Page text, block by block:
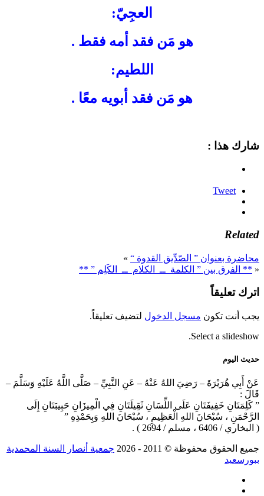
العجِيّ:
هو مَن فقد أمه فقط .
اللطيم:
هو مَن فقد أبويه معًا .
شارك هذا :
Tweet
Related
محاضرة بعنوان ” الصّدِّيق القدوة “ »
« ** الفرق بين ” الكلمة ــ الكلام ــ الكَلِم ” **
اترك تعليقاً
يجب أنت تكون مسجل الدخول لتضيف تعليقاً.
Select a slideshow.
حديث اليوم
عَنْ أَبِي هُرَيْرَةَ – رَضِيَ اللهُ عَنْهُ – عَنِ النَّبِيِّ – صَلَّى اللَّهُ عَلَيْهِ وَسَلَّمَ –
قَالَ :
” كَلِمَتَانِ خَفِيفَتَانِ عَلَى اللِّسَانِ ثَقِيلَتَانِ فِي الْمِيزَانِ حَبِيبَتَانِ إِلَى
الرَّحْمَنِ ، سُبْحَانَ اللهِ الْعَظِيمِ ، سُبْحَانَ اللهِ وَبِحَمْدِهِ ”
( البخاري / 6406 ، مسلم / 2694 ) .
جميع الحقوق محفوظة © 2011 ‐ 2026
جمعية أنصار السنة المحمدية
ببورسعيد